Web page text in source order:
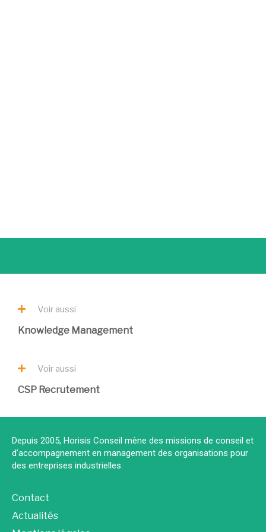
Voir aussi
Knowledge Management
Voir aussi
CSP Recrutement
Depuis 2005, Horisis Conseil mène des missions de conseil et
d’accompagnement en management des organisations pour
des entreprises industrielles.
Contact
Actualités